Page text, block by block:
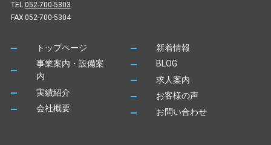
TEL 052-700-5303
FAX 052-700-5304
トップページ
事業案内・設備案
内
実績紹介
会社概要
新着情報
BLOG
求人案内
お客様の声
お問い合わせ